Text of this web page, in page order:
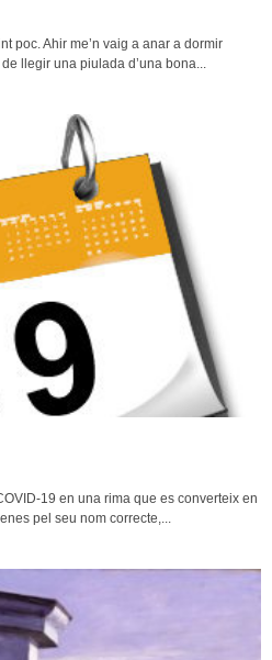
poc. Ahir me’n vaig a anar a dormir
llegir una piulada d’una bona...
19 en una rima que es converteix en
pel seu nom correcte,...